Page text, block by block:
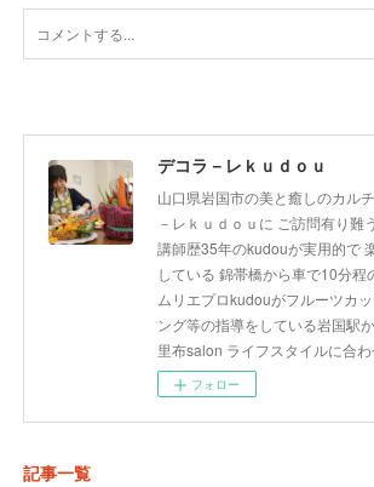
デコラ－レｋｕｄｏｕ
山口県岩国市の美と癒しのカル
－レｋｕｄｏｕに ご訪問有り難
講師歴35年のkudouが実用的で
している 錦帯橋から車で10分程
ムリエプロkudouがフルーツカ
ング等の指導をしている岩国駅
里布salon ライフスタイルに合
フォロー
記事一覧